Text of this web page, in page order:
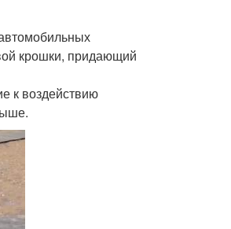
крошки, придающий
к воздействию